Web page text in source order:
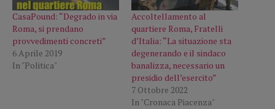
CasaPound: “Degrado in via
Roma, si prendano
provvedimenti concreti”
6 Aprile 2019
In "Politica"
Accoltellamento al
quartiere Roma, Fratelli
d’Italia: “La situazione sta
degenerando e il sindaco
banalizza, necessario un
presidio dell’esercito”
7 Ottobre 2022
In "Cronaca Piacenza"